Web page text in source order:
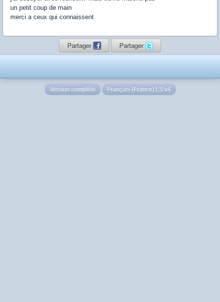
un petit coup de main
merci a ceux qui connaissent
Partager Partager
Version complète Français (France) LS v4